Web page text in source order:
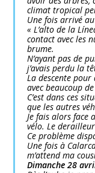
climat tropical
Une fois arrivé
« L’alto de la
contact avec les
brume.
N’ayant pas de
j’avais perdu la
La descente
avec beaucoup
C’est dans ces
que les autres
Je fais alors face
vélo. Le
Ce problème
Une fois à
m’attend ma
Dimanche 28